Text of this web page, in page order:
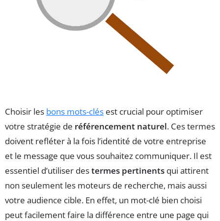
Choisir les bons mots-clés est crucial pour optimiser
votre stratégie de référencement naturel. Ces termes
doivent refléter à la fois l’identité de votre entreprise
et le message que vous souhaitez communiquer. Il est
essentiel d’utiliser destermes pertinents qui attirent
non seulement les moteurs de recherche, mais aussi
votre audience cible. En effet, un mot-clé bien choisi
peut facilement faire la différence entre une page qui